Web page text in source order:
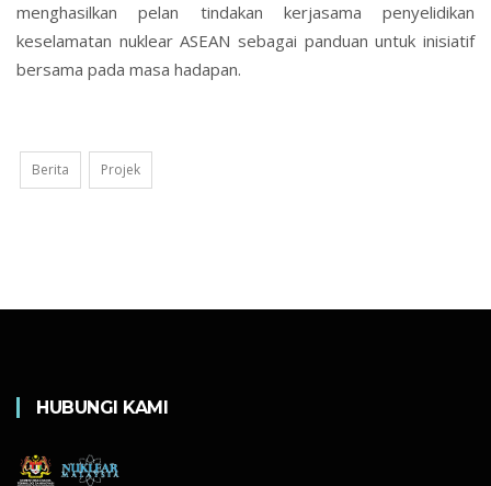
menghasilkan pelan tindakan kerjasama penyelidikan
keselamatan nuklear ASEAN sebagai panduan untuk inisiatif
bersama pada masa hadapan.
Berita Projek
HUBUNGI KAMI